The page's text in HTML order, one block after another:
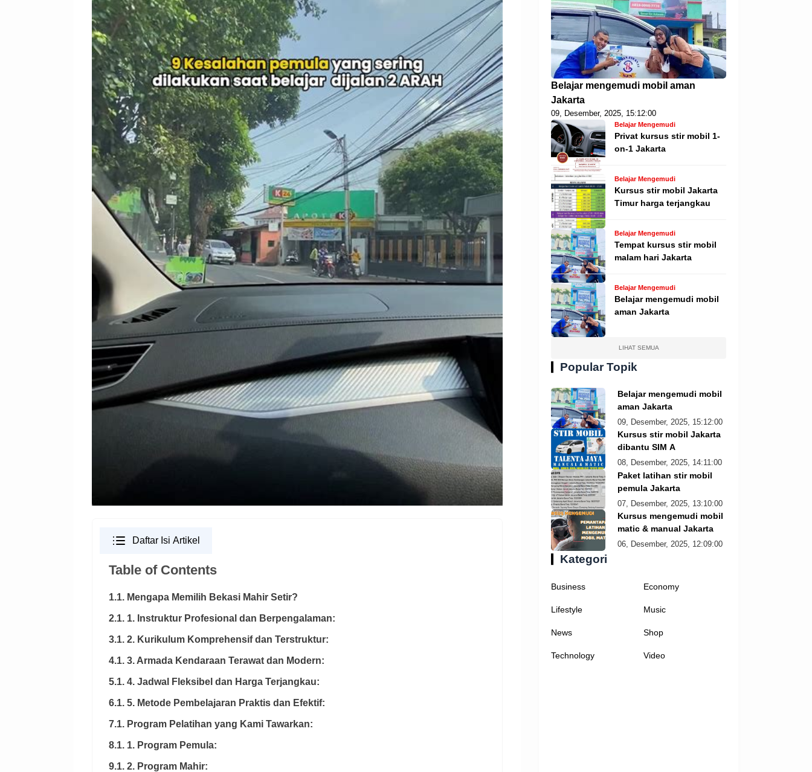
Daftar Isi Artikel
Table of Contents
1.1. Mengapa Memilih Bekasi Mahir Setir?
2.1. 1. Instruktur Profesional dan Berpengalaman:
3.1. 2. Kurikulum Komprehensif dan Terstruktur:
4.1. 3. Armada Kendaraan Terawat dan Modern:
5.1. 4. Jadwal Fleksibel dan Harga Terjangkau:
6.1. 5. Metode Pembelajaran Praktis dan Efektif:
7.1. Program Pelatihan yang Kami Tawarkan:
8.1. 1. Program Pemula:
9.1. 2. Program Mahir:
Belajar mengemudi mobil aman
Jakarta
09, Desember, 2025, 15:12:00
Belajar Mengemudi
Privat kursus stir mobil 1-
on-1 Jakarta
Belajar Mengemudi
Kursus stir mobil Jakarta
Timur harga terjangkau
Belajar Mengemudi
Tempat kursus stir mobil
malam hari Jakarta
Belajar Mengemudi
Belajar mengemudi mobil
aman Jakarta
LIHAT SEMUA
Popular Topik
Belajar mengemudi mobil
aman Jakarta
09, Desember, 2025, 15:12:00
Kursus stir mobil Jakarta
dibantu SIM A
08, Desember, 2025, 14:11:00
Paket latihan stir mobil
pemula Jakarta
07, Desember, 2025, 13:10:00
Kursus mengemudi mobil
matic & manual Jakarta
06, Desember, 2025, 12:09:00
Kategori
Business Economy
Lifestyle Music
News Shop
Technology Video